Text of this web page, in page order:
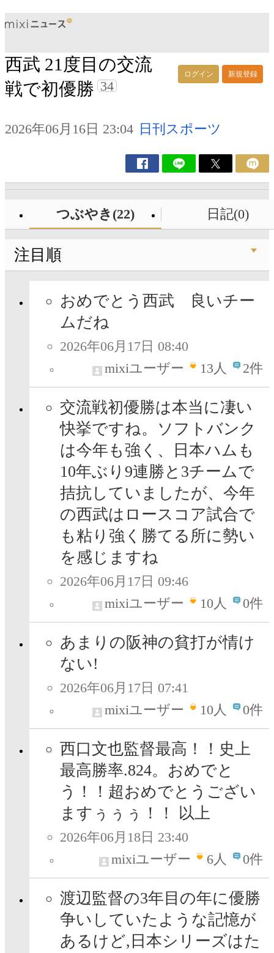
ログイン 新規登録
西武 21度目の交流
戦で初優勝 34
2026年06月16日 23:04 日刊スポーツ
つぶやき(22) 日記(0)
注目順
おめでとう西武 良いチー
ムだね
2026年06月17日 08:40
mixiユーザー
13人 2件
交流戦初優勝は本当に凄い
快挙ですね。ソフトバンク
は今年も強く、日本ハムも
10年ぶり9連勝と3チームで
拮抗していましたが、今年
の西武はロースコア試合で
も粘り強く勝てる所に勢い
を感じますね
2026年06月17日 09:46
mixiユーザー
10人 0件
あまりの阪神の貧打が情け
ない!
2026年06月17日 07:41
mixiユーザー
10人 0件
西口文也監督最高！！史上
最高勝率.824。おめでと
う！！超おめでとうござい
ますぅぅぅ！！ 以上
2026年06月18日 23:40
mixiユーザー
6人 0件
渡辺監督の3年目の年に優勝
争いしていたような記憶が
あるけど,日本シリーズはた